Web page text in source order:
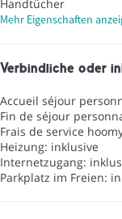
Handtücher
Mehr Eigenschaften
Verbindliche oder
Accueil séjour
Fin de séjour
Frais de service
Heizung: inklusive
Internetzugang:
Parkplatz im Freien: